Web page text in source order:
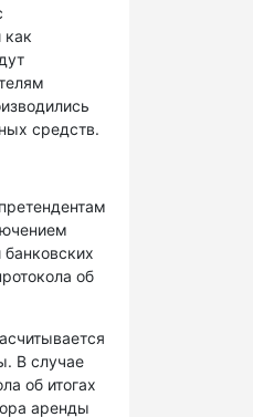
как
средств.
банковских
об
В случае
об итогах
аренды